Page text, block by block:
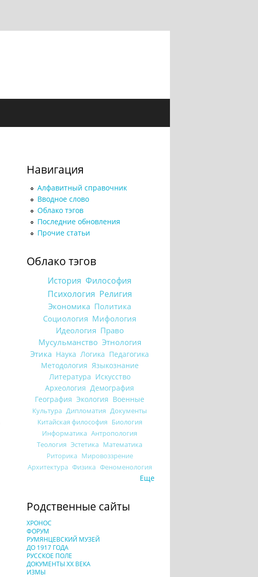
Навигация
Алфавитный справочник
Вводное слово
Облако тэгов
Последние обновления
Прочие статьи
Облако тэгов
История Философия
Психология Религия
Экономика Политика
Социология Мифология
Идеология Право
Мусульманство Этнология
Этика Наука Логика Педагогика
Методология Языкознание
Литература Искусство
Археология Демография
География Экология Военные
Культура Дипломатия Документы
Китайская философия Биология
Информатика Антропология
Теология Эстетика Математика
Риторика Мировоззрение
Архитектура Физика Феноменология
Еще
Родственные сайты
ХРОНОС
ФОРУМ
РУМЯНЦЕВСКИЙ МУЗЕЙ
ДО 1917 ГОДА
РУССКОЕ ПОЛЕ
ДОКУМЕНТЫ XX ВЕКА
ИЗМЫ